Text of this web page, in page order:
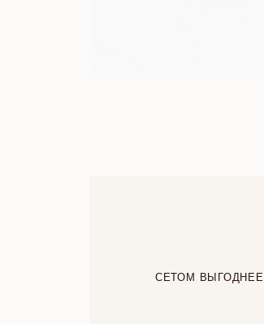
СЕТОМ ВЫГОДНЕЕ